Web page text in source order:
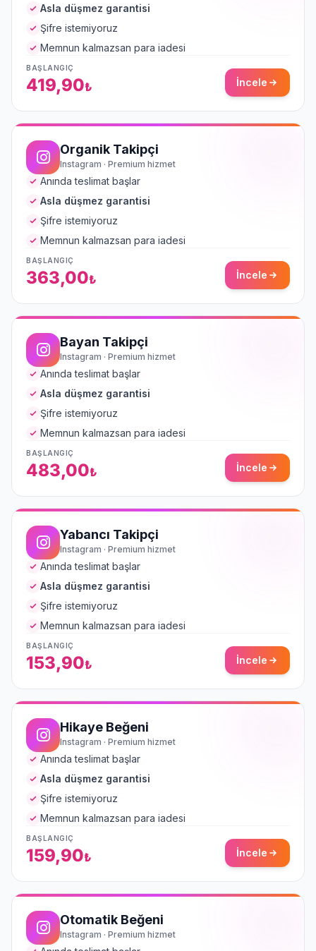
Asla düşmez garantisi
Şifre istemiyoruz
Memnun kalmazsan para iadesi
BAŞLANGIÇ
419,90₺ İncele
Organik Takipçi
Instagram · Premium hizmet
Anında teslimat başlar
Asla düşmez garantisi
Şifre istemiyoruz
Memnun kalmazsan para iadesi
BAŞLANGIÇ
363,00₺ İncele
Bayan Takipçi
Instagram · Premium hizmet
Anında teslimat başlar
Asla düşmez garantisi
Şifre istemiyoruz
Memnun kalmazsan para iadesi
BAŞLANGIÇ
483,00₺ İncele
Yabancı Takipçi
Instagram · Premium hizmet
Anında teslimat başlar
Asla düşmez garantisi
Şifre istemiyoruz
Memnun kalmazsan para iadesi
BAŞLANGIÇ
153,90₺ İncele
Hikaye Beğeni
Instagram · Premium hizmet
Anında teslimat başlar
Asla düşmez garantisi
Şifre istemiyoruz
Memnun kalmazsan para iadesi
BAŞLANGIÇ
159,90₺ İncele
Otomatik Beğeni
Instagram · Premium hizmet